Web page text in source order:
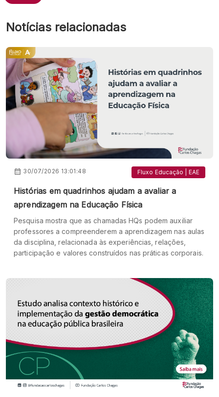
Notícias relacionadas
30/07/2026 13:01:48 Fluxo Educação | EAE
Histórias em quadrinhos ajudam a avaliar a
aprendizagem na Educação Física
Pesquisa mostra que as chamadas HQs podem auxiliar
professores a compreenderem a aprendizagem nas aulas
da disciplina, relacionada às experiências, relações,
participação e valores construídos nas práticas corporais.